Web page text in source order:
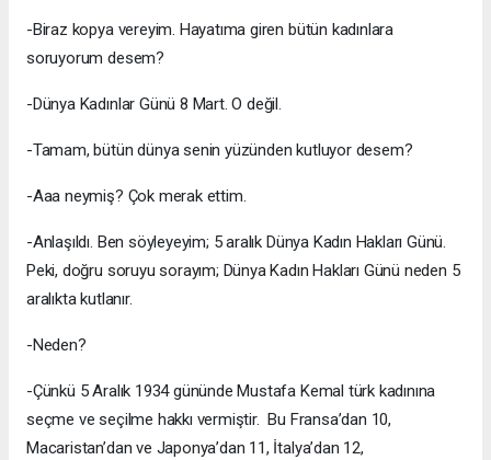
-Biraz kopya vereyim. Hayatıma giren bütün kadınlara
soruyorum desem?
-Dünya Kadınlar Günü 8 Mart. O değil.
-Tamam, bütün dünya senin yüzünden kutluyor desem?
-Aaa neymiş? Çok merak ettim.
-Anlaşıldı. Ben söyleyeyim; 5 aralık Dünya Kadın Hakları Günü.
Peki, doğru soruyu sorayım; Dünya Kadın Hakları Günü neden 5
aralıkta kutlanır.
-Neden?
-Çünkü 5 Aralık 1934 gününde Mustafa Kemal türk kadınına
seçme ve seçilme hakkı vermiştir. Bu Fransa’dan 10,
Macaristan’dan ve Japonya’dan 11, İtalya’dan 12,